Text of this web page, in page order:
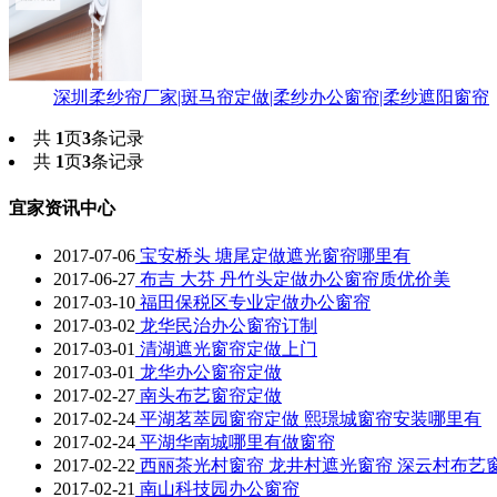
深圳柔纱帘厂家|斑马帘定做|柔纱办公窗帘|柔纱遮阳窗帘
共 1页3条记录
共 1页3条记录
宜家资讯中心
2017-07-06 宝安桥头 塘尾定做遮光窗帘哪里有
2017-06-27 布吉 大芬 丹竹头定做办公窗帘质优价美
2017-03-10 福田保税区专业定做办公窗帘
2017-03-02 龙华民治办公窗帘订制
2017-03-01 清湖遮光窗帘定做上门
2017-03-01 龙华办公窗帘定做
2017-02-27 南头布艺窗帘定做
2017-02-24 平湖茗萃园窗帘定做 熙璟城窗帘安装哪里有
2017-02-24 平湖华南城哪里有做窗帘
2017-02-22 西丽茶光村窗帘 龙井村遮光窗帘 深云村布艺
2017-02-21 南山科技园办公窗帘